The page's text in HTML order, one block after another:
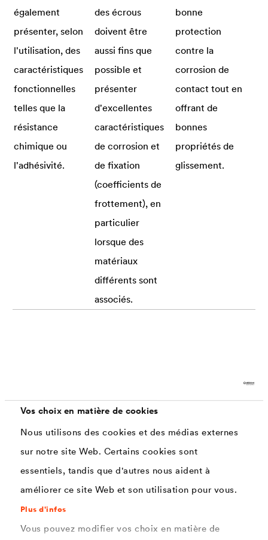
Vos choix en matière de cookies
Nous utilisons des cookies et des médias externes
sur notre site Web. Certains cookies sont
essentiels, tandis que d'autres nous aident à
améliorer ce site Web et son utilisation pour vous.
Plus d'infos
Vous pouvez modifier vos choix en matière de
également
présenter, selon
l'utilisation, des
caractéristiques
fonctionnelles
telles que la
résistance
chimique ou
l'adhésivité.
des écrous
doivent être
aussi fins que
possible et
présenter
d'excellentes
caractéristiques
de corrosion et
de fixation
(coefficients de
frottement), en
particulier
lorsque des
matériaux
différents sont
associés.
bonne
protection
contre la
corrosion de
contact tout en
offrant de
bonnes
propriétés de
glissement.
Protection contre la corrosion (720 h selon la
Résistance aux impacts de pierres
Résistance aux températures
Coloration (argent ou noir)
Ductilité